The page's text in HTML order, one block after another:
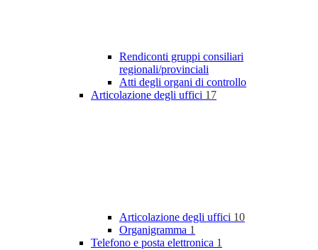
Rendiconti gruppi consiliari
regionali/provinciali
Atti degli organi di controllo
Articolazione degli uffici 17
Articolazione degli uffici 10
Organigramma 1
Telefono e posta elettronica 1